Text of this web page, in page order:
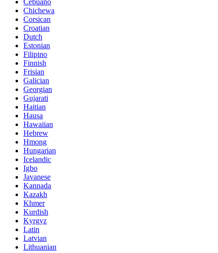
Chichewa
Corsican
Croatian
Dutch
Estonian
Filipino
Finnish
Frisian
Galician
Georgian
Gujarati
Haitian
Hausa
Hawaiian
Hebrew
Hmong
Hungarian
Icelandic
Igbo
Javanese
Kannada
Kazakh
Khmer
Kurdish
Kyrgyz
Latin
Latvian
Lithuanian